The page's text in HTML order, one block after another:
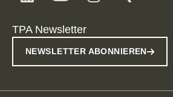
TPA Newsletter
NEWSLETTER ABONNIEREN